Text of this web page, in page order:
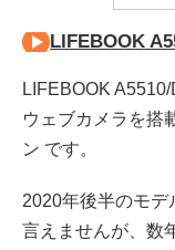
LIFEBOOK
LIFEBOOK
ウェブカメラを搭
ン です。
2020年後半のモデ
言えませんが、数